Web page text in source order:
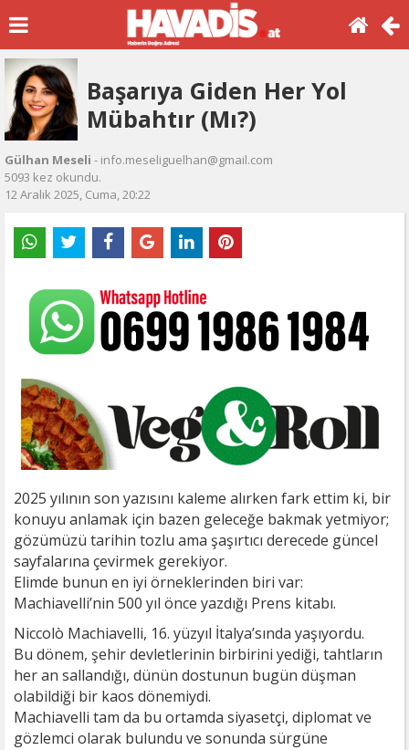
Başarıya Giden Her Yol
Mübahtır (Mı?)
Gülhan Meseli - info.meseliguelhan@gmail.com
5093 kez okundu.
12 Aralık 2025, Cuma, 20:22
2025 yılının son yazısını kaleme alırken fark ettim ki, bir
konuyu anlamak için bazen geleceğe bakmak yetmiyor;
gözümüzü tarihin tozlu ama şaşırtıcı derecede güncel
sayfalarına çevirmek gerekiyor.
Elimde bunun en iyi örneklerinden biri var:
Machiavelli’nin 500 yıl önce yazdığı Prens kitabı.
Niccolò Machiavelli, 16. yüzyıl İtalya’sında yaşıyordu.
Bu dönem, şehir devletlerinin birbirini yediği, tahtların
her an sallandığı, dünün dostunun bugün düşman
olabildiği bir kaos dönemiydi.
Machiavelli tam da bu ortamda siyasetçi, diplomat ve
gözlemci olarak bulundu ve sonunda sürgüne